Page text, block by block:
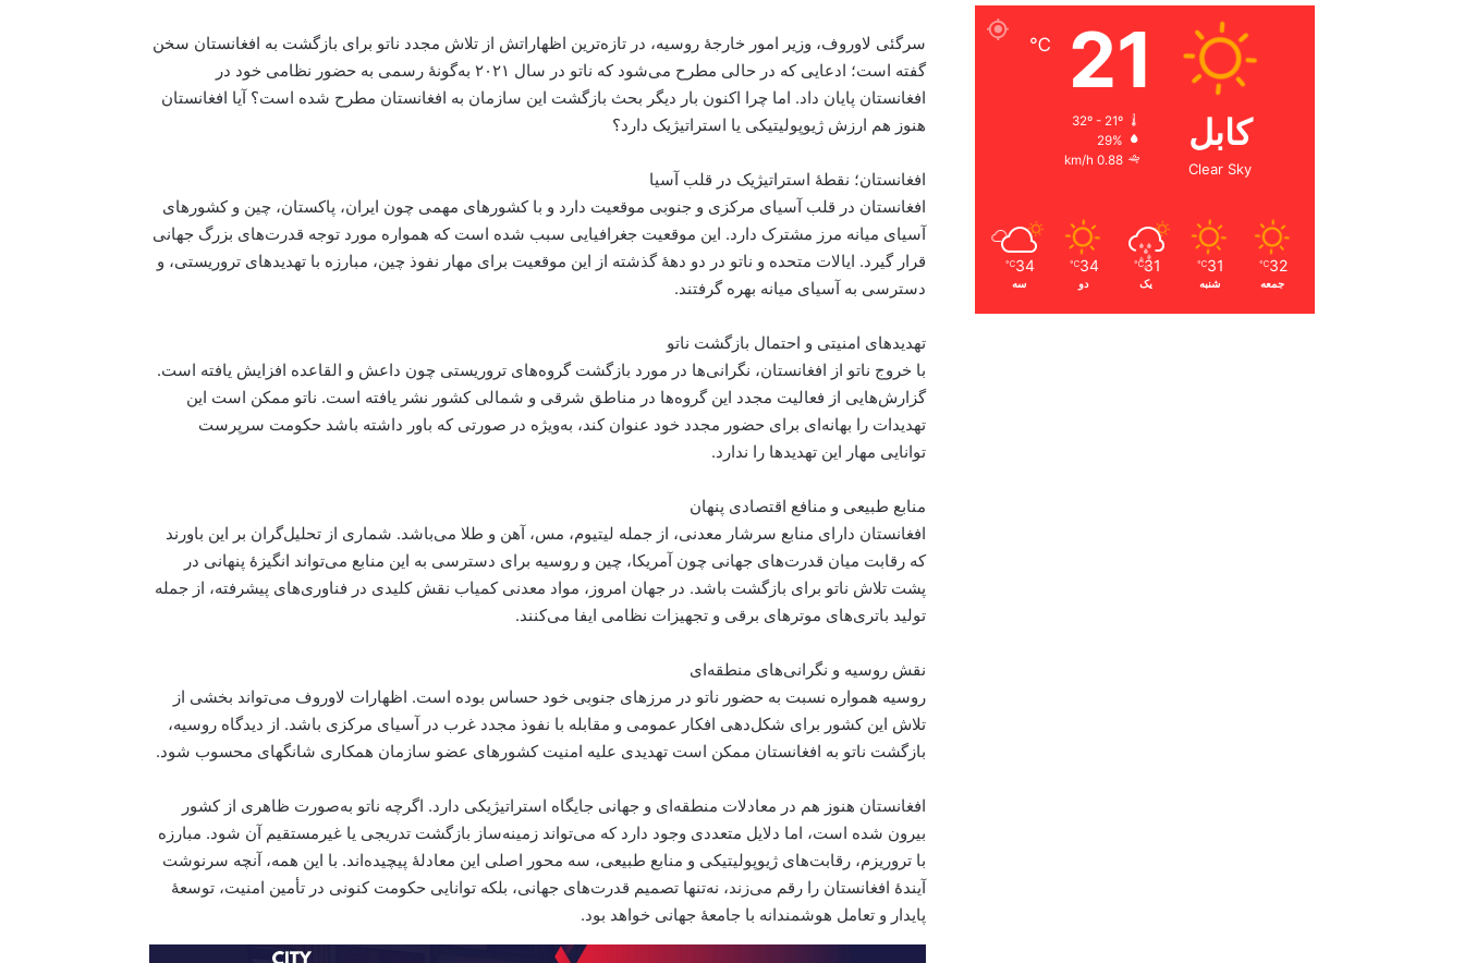
سرگئی لاوروف، وزیر امور خارجهٔ روسیه، در تازه‌ترین اظهاراتش از تلاش مجدد ناتو برای بازگشت به افغانستان سخن
گفته است؛ ادعایی که در حالی مطرح می‌شود که ناتو در سال ۲۰۲۱ به‌گونهٔ رسمی به حضور نظامی خود در
افغانستان پایان داد. اما چرا اکنون بار دیگر بحث بازگشت این سازمان به افغانستان مطرح شده است؟ آیا افغانستان
هنوز هم ارزش ژیوپولیتیکی یا استراتیژیک دارد؟
افغانستان؛ نقطهٔ استراتیژیک در قلب آسیا
افغانستان در قلب آسیای مرکزی و جنوبی موقعیت دارد و با کشورهای مهمی چون ایران، پاکستان، چین و کشورهای
آسیای میانه مرز مشترک دارد. این موقعیت جغرافیایی سبب شده است که همواره مورد توجه قدرت‌های بزرگ جهانی
قرار گیرد. ایالات متحده و ناتو در دو دههٔ گذشته از این موقعیت برای مهار نفوذ چین، مبارزه با تهدیدهای تروریستی، و
دسترسی به آسیای میانه بهره گرفتند.
تهدیدهای امنیتی و احتمال بازگشت ناتو
با خروج ناتو از افغانستان، نگرانی‌ها در مورد بازگشت گروه‌های تروریستی چون داعش و القاعده افزایش یافته است.
گزارش‌هایی از فعالیت مجدد این گروه‌ها در مناطق شرقی و شمالی کشور نشر یافته است. ناتو ممکن است این
تهدیدات را بهانه‌ای برای حضور مجدد خود عنوان کند، به‌ویژه در صورتی که باور داشته باشد حکومت سرپرست
توانایی مهار این تهدیدها را ندارد.
منابع طبیعی و منافع اقتصادی پنهان
افغانستان دارای منابع سرشار معدنی، از جمله لیتیوم، مس، آهن و طلا می‌باشد. شماری از تحلیل‌گران بر این باورند
که رقابت میان قدرت‌های جهانی چون آمریکا، چین و روسیه برای دسترسی به این منابع می‌تواند انگیزهٔ پنهانی در
پشت تلاش ناتو برای بازگشت باشد. در جهان امروز، مواد معدنی کمیاب نقش کلیدی در فناوری‌های پیشرفته، از جمله
تولید باتری‌های موترهای برقی و تجهیزات نظامی ایفا می‌کنند.
نقش روسیه و نگرانی‌های منطقه‌ای
روسیه همواره نسبت به حضور ناتو در مرزهای جنوبی خود حساس بوده است. اظهارات لاوروف می‌تواند بخشی از
تلاش این کشور برای شکل‌دهی افکار عمومی و مقابله با نفوذ مجدد غرب در آسیای مرکزی باشد. از دیدگاه روسیه،
بازگشت ناتو به افغانستان ممکن است تهدیدی علیه امنیت کشورهای عضو سازمان همکاری شانگهای محسوب شود.
افغانستان هنوز هم در معادلات منطقه‌ای و جهانی جایگاه استراتیژیکی دارد. اگرچه ناتو به‌صورت ظاهری از کشور
بیرون شده است، اما دلایل متعددی وجود دارد که می‌تواند زمینه‌ساز بازگشت تدریجی یا غیرمستقیم آن شود. مبارزه
با تروریزم، رقابت‌های ژیوپولیتیکی و منابع طبیعی، سه محور اصلی این معادلهٔ پیچیده‌اند. با این همه، آنچه سرنوشت
آیندهٔ افغانستان را رقم می‌زند، نه‌تنها تصمیم قدرت‌های جهانی، بلکه توانایی حکومت کنونی در تأمین امنیت، توسعهٔ
پایدار و تعامل هوشمندانه با جامعهٔ جهانی خواهد بود.
کابل
Clear Sky
21
℃
32º - 21º
29%
0.88 km/h
32
℃
جمعه
31
℃
شنبه
31
℃
یک
34
℃
دو
34
℃
سه